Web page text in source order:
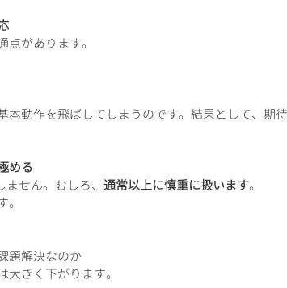
があります。
本動作を飛ばしてしまうのです。結果として、期
める
せん。むしろ、 通常以上に慎重に扱います。
題解決なのか
きく下がります。